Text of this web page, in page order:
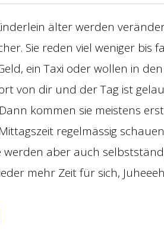
älter werden
Sie reden viel weniger bis
ein Taxi oder wollen in
von dir und der Tag ist
kommen sie meistens
regelmässig
werden aber auch
mehr Zeit für sich,